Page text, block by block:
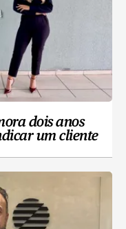
dois anos
um cliente